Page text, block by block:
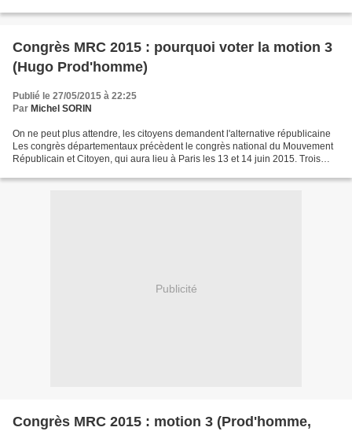
Congrès MRC 2015 : pourquoi voter la motion 3
(Hugo Prod'homme)
Publié le 27/05/2015 à 22:25
Par Michel SORIN
On ne peut plus attendre, les citoyens demandent l'alternative républicaine
Les congrès départementaux précèdent le congrès national du Mouvement
Républicain et Citoyen, qui aura lieu à Paris les 13 et 14 juin 2015. Trois
Publicité
Congrès MRC 2015 : motion 3 (Prod'homme,